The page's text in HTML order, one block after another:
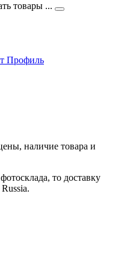
товары ...
Профиль
наличие товара и
то доставку